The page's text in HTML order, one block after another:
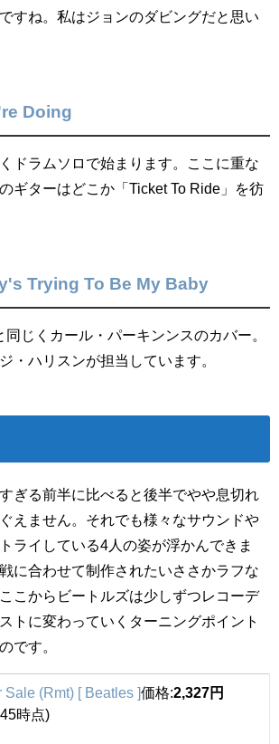
すね。私はジョンのダビングだと思い
Doing
ドラムソロで始まります。ここに重な
ギターはどこか「Ticket To Ride」を彷
Trying To Be My Baby
同じくカール・パーキンンスのカバー。
・ハリスンが担当しています。
ぎる前半に比べると後半でやや息切れ
えません。それでも様々なサウンドや
ライしている4人の姿が浮かんできま
に合わせて制作されたいささかラフな
こからビートルズは少しずつレコーデ
トに変わっていくターニングポイント
です。
Sale (Rmt) [ Beatles ]価格:2,327円
時点)